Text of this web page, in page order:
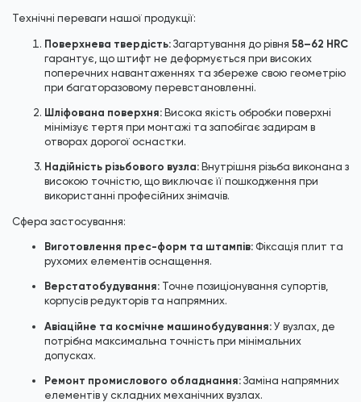
Технічні переваги нашої продукції:
Поверхнева твердість: Загартування до рівня 58–62 HRC
гарантує, що штифт не деформується при високих
поперечних навантаженнях та збереже свою геометрію
при багаторазовому перевстановленні.
Шліфована поверхня: Висока якість обробки поверхні
мінімізує тертя при монтажі та запобігає задирам в
отворах дорогої оснастки.
Надійність різьбового вузла: Внутрішня різьба виконана з
високою точністю, що виключає її пошкодження при
використанні професійних знімачів.
Сфера застосування:
Виготовлення прес-форм та штампів: Фіксація плит та
рухомих елементів оснащення.
Верстатобудування: Точне позиціонування супортів,
корпусів редукторів та напрямних.
Авіаційне та космічне машинобудування: У вузлах, де
потрібна максимальна точність при мінімальних
допусках.
Ремонт промислового обладнання: Заміна напрямних
елементів у складних механічних вузлах.